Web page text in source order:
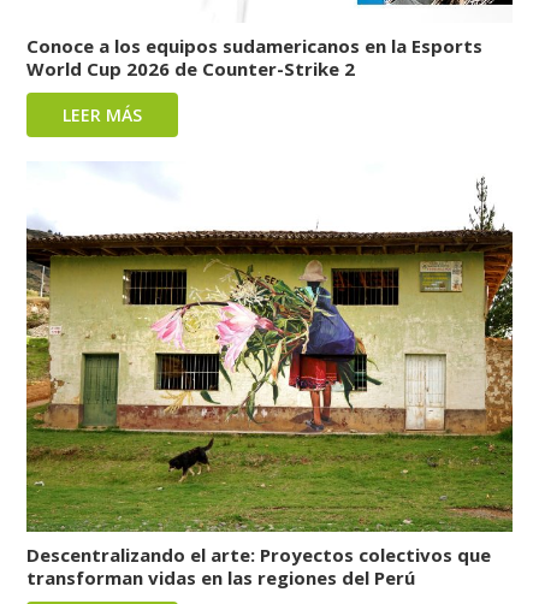
Conoce a los equipos sudamericanos en la Esports
World Cup 2026 de Counter-Strike 2
LEER MÁS
Descentralizando el arte: Proyectos colectivos que
transforman vidas en las regiones del Perú